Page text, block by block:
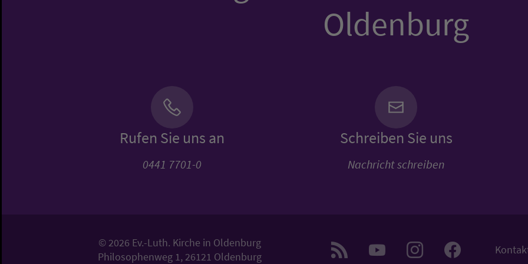
Oldenburg
Rufen Sie uns an
0441 7701-0
Schreiben Sie uns
Nachricht schreiben
© 2026 Ev.-Luth. Kirche in Oldenburg
Philosophenweg 1, 26121 Oldenburg